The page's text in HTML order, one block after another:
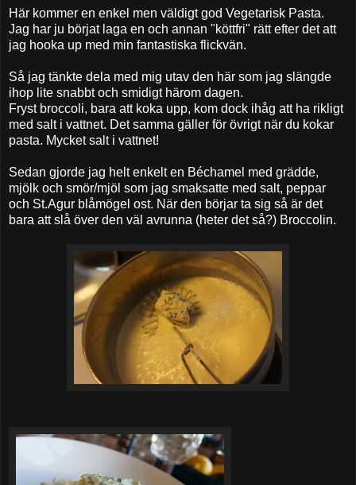
Här kommer en enkel men väldigt god Vegetarisk Pasta.
Jag har ju börjat laga en och annan "köttfri" rätt efter det att
jag hooka up med min fantastiska flickvän.
Så jag tänkte dela med mig utav den här som jag slängde
ihop lite snabbt och smidigt härom dagen.
Fryst broccoli, bara att koka upp, kom dock ihåg att ha rikligt
med salt i vattnet. Det samma gäller för övrigt när du kokar
pasta. Mycket salt i vattnet!
Sedan gjorde jag helt enkelt en Béchamel med grädde,
mjölk och smör/mjöl som jag smaksatte med salt, peppar
och St.Agur blåmögel ost. När den börjar ta sig så är det
bara att slå över den väl avrunna (heter det så?) Broccolin.